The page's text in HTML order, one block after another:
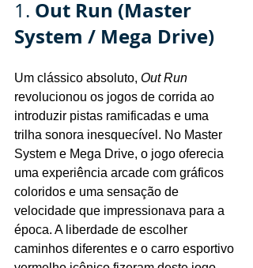
1. Out Run (Master
System / Mega Drive)
Um clássico absoluto, Out Run
revolucionou os jogos de corrida ao
introduzir pistas ramificadas e uma
trilha sonora inesquecível. No Master
System e Mega Drive, o jogo oferecia
uma experiência arcade com gráficos
coloridos e uma sensação de
velocidade que impressionava para a
época. A liberdade de escolher
caminhos diferentes e o carro esportivo